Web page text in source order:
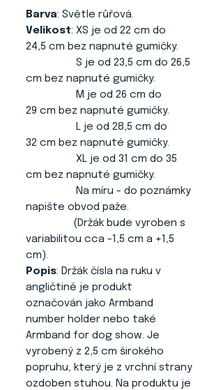
Barva: Světle růřová.
Velikost: XS je od 22 cm do
24,5 cm bez napnuté gumičky.
S je od 23,5 cm do 26,5
cm bez napnuté gumičky.
M je od 26 cm do
29 cm bez napnuté gumičky.
L je od 28,5 cm do
32 cm bez napnuté gumičky.
XL je od 31 cm do 35
cm bez napnuté gumičky.
Na míru - do poznámky
napište obvod paže.
(Držák bude vyroben s
variabilitou cca -1,5 cm a +1,5
cm).
Popis: Držák čísla na ruku v
angličtině je produkt
označován jako Armband
number holder nebo také
Armband for dog show. Je
vyrobený z 2,5 cm širokého
popruhu, který je z vrchní strany
ozdoben stuhou. Na produktu je